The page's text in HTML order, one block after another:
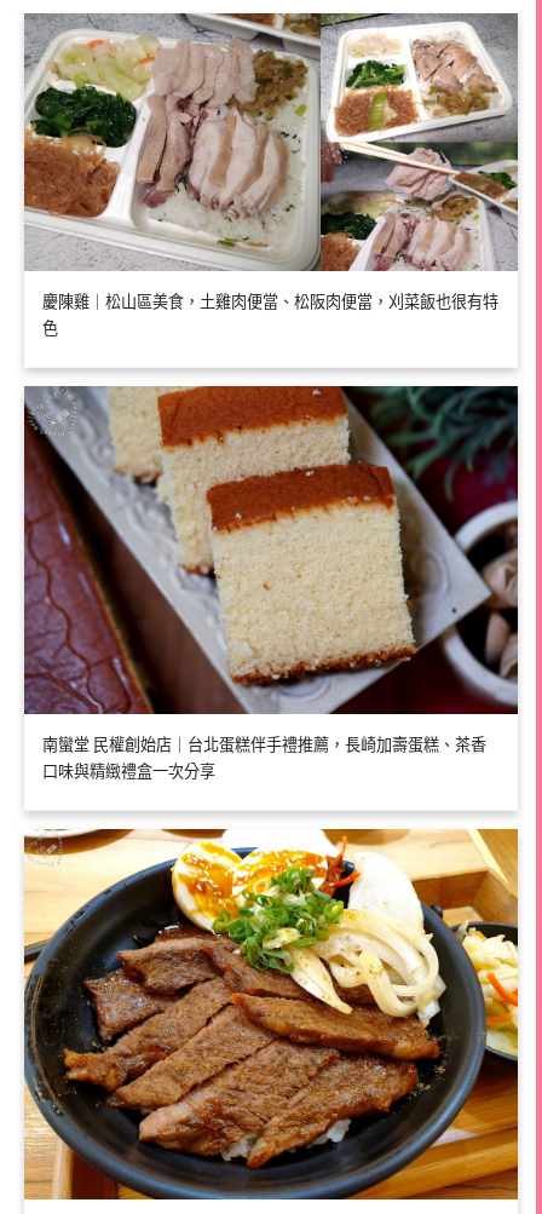
慶陳雞｜松山區美食，土雞肉便當、松阪肉便當，刈菜飯也很有特
色
南蠻堂 民權創始店｜台北蛋糕伴手禮推薦，長崎加壽蛋糕、茶香
口味與精緻禮盒一次分享